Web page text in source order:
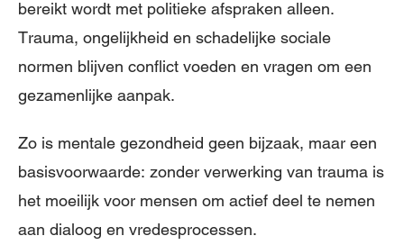
bereikt wordt met politieke afspraken alleen.
Trauma, ongelijkheid en schadelijke sociale
normen blijven conflict voeden en vragen om een
gezamenlijke aanpak.
Zo is mentale gezondheid geen bijzaak, maar een
basisvoorwaarde: zonder verwerking van trauma is
het moeilijk voor mensen om actief deel te nemen
aan dialoog en vredesprocessen.